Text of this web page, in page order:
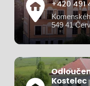
+420 491
549 41
Kostelec